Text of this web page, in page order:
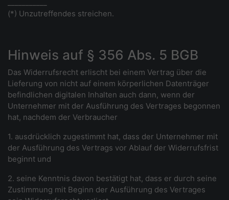
(*) Unzutreffendes streichen.
Hinweis auf § 356 Abs. 5 BGB
Das Widerrufsrecht erlischt bei einem Vertrag über die
Lieferung von nicht auf einem körperlichen Datenträger
befindlichen digitalen Inhalten auch dann, wenn der
Unternehmer mit der Ausführung des Vertrages begonnen
hat, nachdem der Verbraucher
1. ausdrücklich zugestimmt hat, dass der Unternehmer mit
der Ausführung des Vertrags vor Ablauf der Widerrufsfrist
beginnt und
2. seine Kenntnis davon bestätigt hat, dass er durch seine
Zustimmung mit Beginn der Ausführung des Vertrages